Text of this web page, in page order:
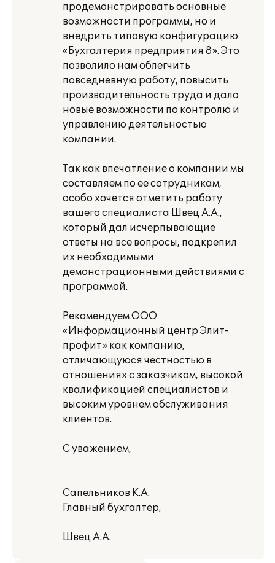
продемонстрировать основные
возможности программы, но и
внедрить типовую конфигурацию
«Бухгалтерия предприятия 8». Это
позволило нам облегчить
повседневную работу, повысить
производительность труда и дало
новые возможности по контролю и
управлению деятельностью
компании.
Так как впечатление о компании мы
составляем по ее сотрудникам,
особо хочется отметить работу
вашего специалиста Швец А.А.,
который дал исчерпывающие
ответы на все вопросы, подкрепил
их необходимыми
демонстрационными действиями с
программой.
Рекомендуем ООО
«Информационный центр Элит-
профит» как компанию,
отличающуюся честностью в
отношениях с заказчиком, высокой
квалификацией специалистов и
высоким уровнем обслуживания
клиентов.
С уважением,
Сапельников К.А.
Главный бухгалтер,
Швец А.А.